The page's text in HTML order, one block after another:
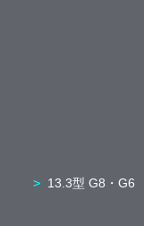
13.3型 G8・G6